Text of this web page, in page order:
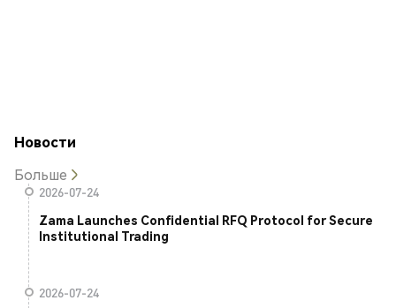
Новости
Больше
2026-07-24
Zama Launches Confidential RFQ Protocol for Secure
Institutional Trading
2026-07-24